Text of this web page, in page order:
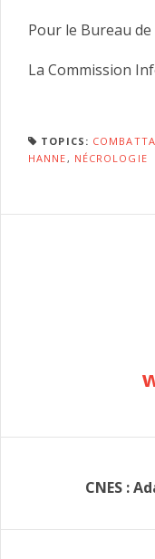
Pour le Bureau de
La Commission
TOPICS:
HANNE , NÉCROLOGIE
CNES :